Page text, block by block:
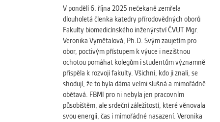
V pondělí 6. října 2025 nečekaně zemřela
dlouholetá členka katedry přírodovědných oborů
Fakulty biomedicínského inženýrství ČVUT Mgr.
Veronika Vymětalová, Ph.D. Svým zaujetím pro
obor, poctivým přístupem k výuce i nezištnou
ochotou pomáhat kolegům i studentům významně
přispěla k rozvoji fakulty. Všichni, kdo ji znali, se
shodují, že to byla dáma velmi slušná a mimořádně
obětavá. FBMI pro ni nebyla jen pracovním
působištěm, ale srdeční záležitostí, které věnovala
svou energii, čas i mimořádné nasazení. Veronika